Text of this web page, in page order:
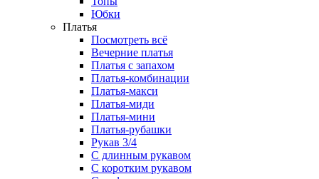
Юбки
Платья
Посмотреть всё
Вечерние платья
Платья с запахом
Платья-комбинации
Платья-макси
Платья-миди
Платья-мини
Платья-рубашки
Рукав 3/4
С длинным рукавом
С коротким рукавом